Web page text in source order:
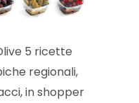
5 ricette
regionali,
in shopper